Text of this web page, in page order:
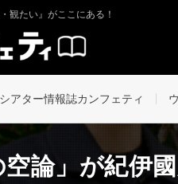
観たい』がここにある！
シアター情報誌カンフェティ
空論」が紀伊